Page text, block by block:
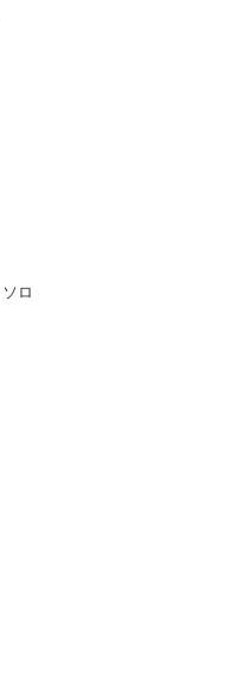
ロ